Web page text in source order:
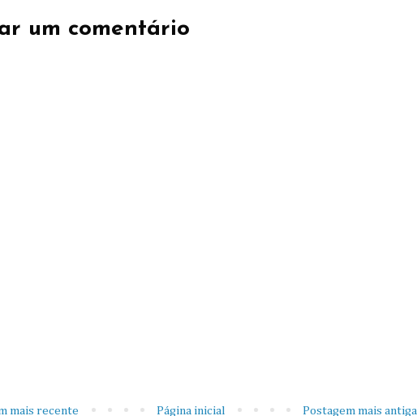
um comentário
mais recente Postagem mais antiga
Página inicial